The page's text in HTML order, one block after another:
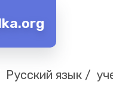
Русский язык